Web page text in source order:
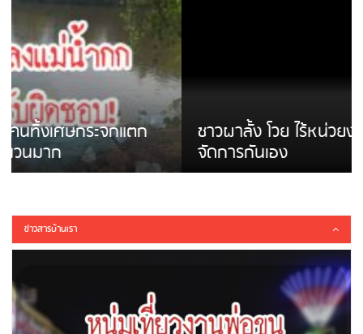
ชาวผาลั้ง โวย ไร้หน่วยงานดูแล ดินสไลด์ ต้อง
จัดการกันเอง
ข่าวสารบ้านเรา